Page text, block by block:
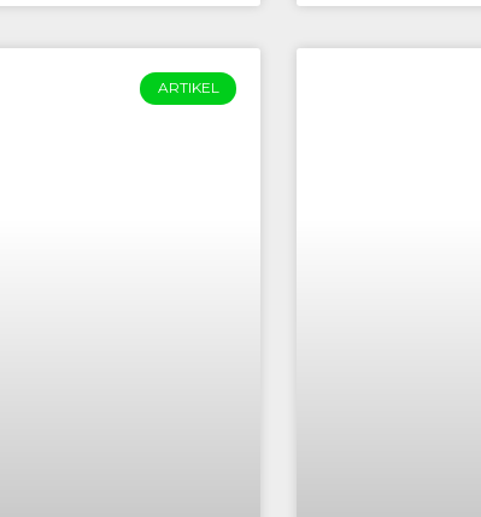
ARTIKEL